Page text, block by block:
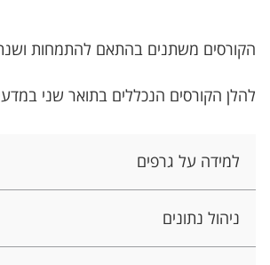
הקורסים משתנים בהתאם להתמחות
להלן הקורסים הנכללים בתואר שני
למידה על גרפים
ניהול נתונים